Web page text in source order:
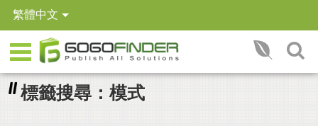
繁體中文
標籤搜尋：模式